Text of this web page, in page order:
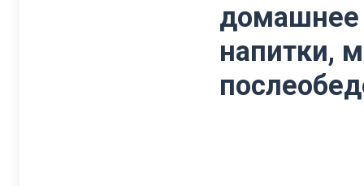
домашнее
напитки,